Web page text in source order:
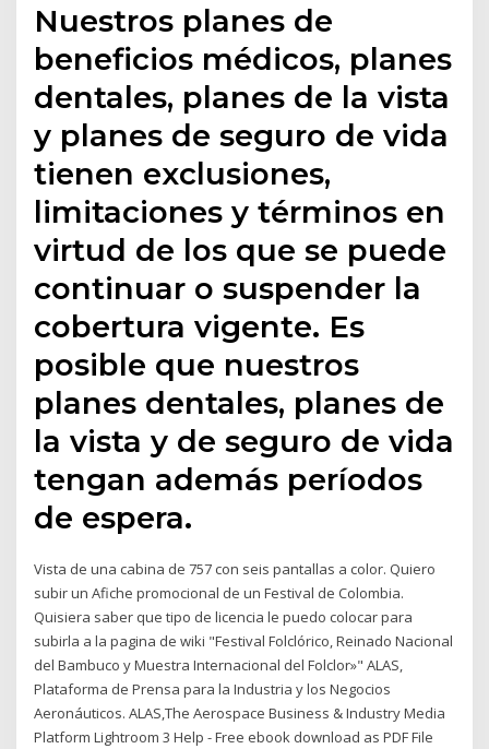
Nuestros planes de
beneficios médicos, planes
dentales, planes de la vista
y planes de seguro de vida
tienen exclusiones,
limitaciones y términos en
virtud de los que se puede
continuar o suspender la
cobertura vigente. Es
posible que nuestros
planes dentales, planes de
la vista y de seguro de vida
tengan además períodos
de espera.
Vista de una cabina de 757 con seis pantallas a color. Quiero
subir un Afiche promocional de un Festival de Colombia.
Quisiera saber que tipo de licencia le puedo colocar para
subirla a la pagina de wiki "Festival Folclórico, Reinado Nacional
del Bambuco y Muestra Internacional del Folclor»" ALAS,
Plataforma de Prensa para la Industria y los Negocios
Aeronáuticos. ALAS,The Aerospace Business & Industry Media
Platform Lightroom 3 Help - Free ebook download as PDF File